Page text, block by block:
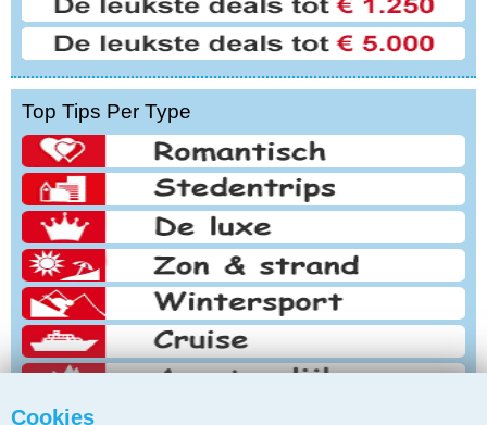
Top Tips Per Type
Cookies